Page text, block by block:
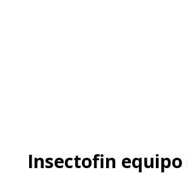
Insectofin equipo